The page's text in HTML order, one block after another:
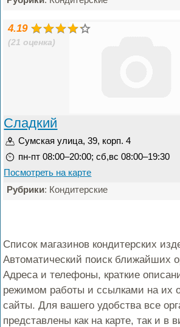
4.19
(21 оценка)
Сладкий
Сумская улица, 39, корп. 4
пн-пт 08:00–20:00; сб,вс 08:00–19:30
Посмотреть на карте
Рубрики: Кондитерские
Список магазинов кондитерских
Автоматический поиск ближайших
Адреса и телефоны, краткие
режимом работы и ссылками на их
сайты. Для вашего удобства все
представлены как на карте, так и в